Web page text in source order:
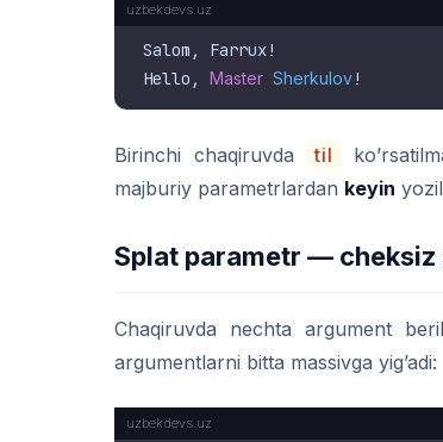
Salom, Farrux!
Hello, Master Sherkulov
Birinchi chaqiruvda til
majburiy parametrlardan keyin
Splat parametr —
Chaqiruvda nechta argument
argumentlarni bitta massivga yig’adi: